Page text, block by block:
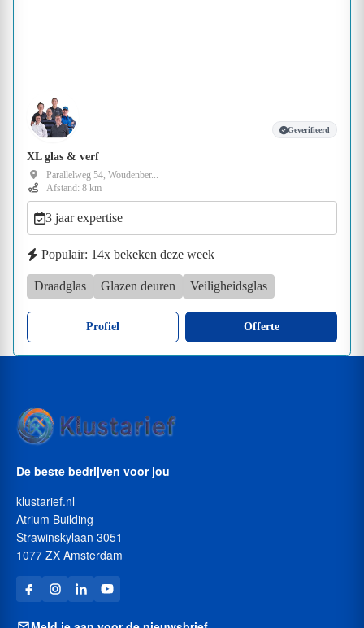
Geverifieerd
XL glas & verf
Parallelweg 54, Woudenber...
Afstand: 8 km
3 jaar expertise
Populair: 14x bekeken deze week
Draadglas Glazen deuren Veiligheidsglas
Profiel Offerte
De beste bedrijven voor jou
klustarief.nl
Atrium Building
Strawinskylaan 3051
1077 ZX Amsterdam